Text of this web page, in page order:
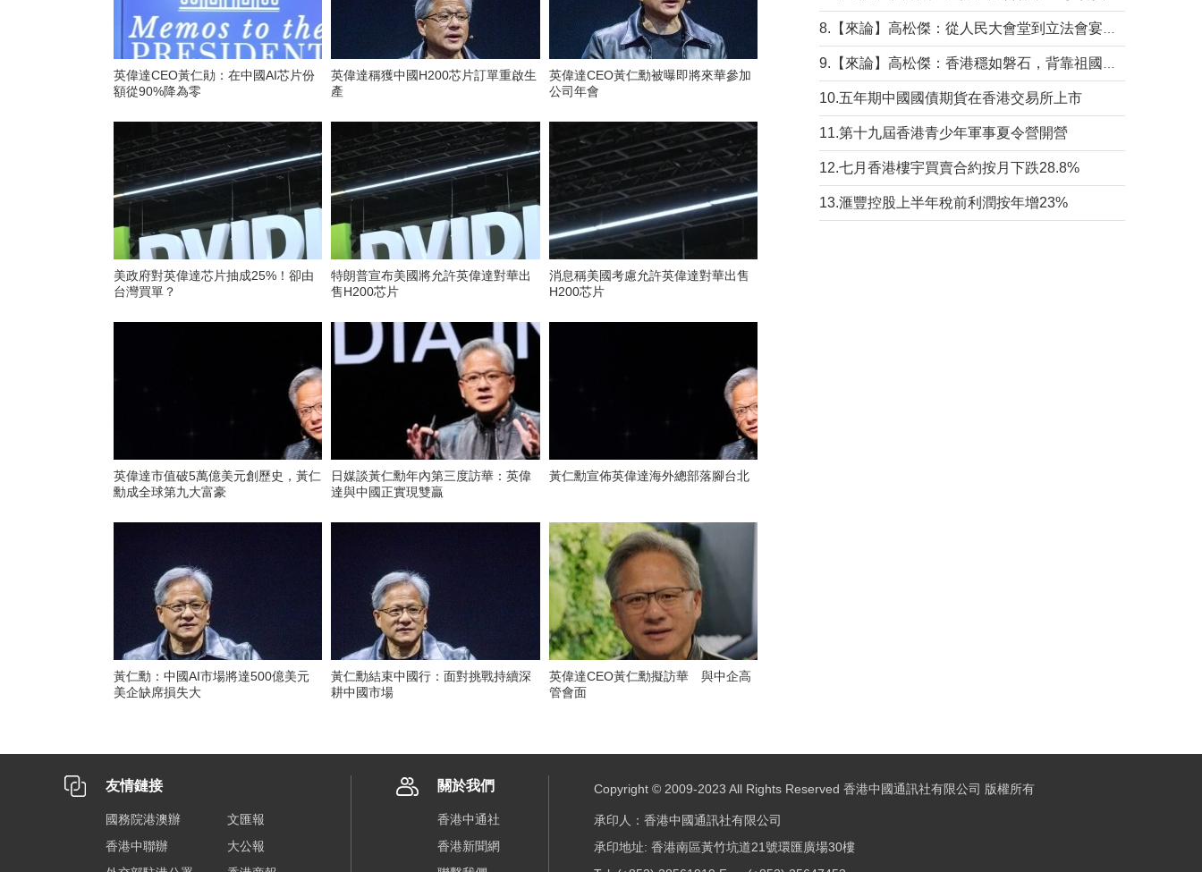
英偉達CEO黃仁勛：在中國AI芯片份
額從90%降為零
英偉達稱獲中國H200芯片訂單重啟生
產
英偉達CEO黃仁勳被曝即將來華參加
公司年會
美政府對英偉達芯片抽成25%！卻由
台灣買單？
特朗普宣布美國將允許英偉達對華出
售H200芯片
消息稱美國考慮允許英偉達對華出售
H200芯片
英偉達市值破5萬億美元創歷史，黃仁
勳成全球第九大富豪
日媒談黃仁勳年內第三度訪華：英偉
達與中國正實現雙贏
黃仁勳宣佈英偉達海外總部落腳台北
黃仁勳：中國AI市場將達500億美元
美企缺席損失大
黃仁勳結束中國行：面對挑戰持續深
耕中國市場
英偉達CEO黃仁勳擬訪華 與中企高
管會面
10.五年期中國國債期貨在香港交易所上市
11.第十九屆香港青少年軍事夏令營開營
12.七月香港樓宇買賣合約按月下跌28.8%
13.滙豐控股上半年稅前利潤按年增23%
友情鏈接
國務院港澳辦
文匯報
香港中聯辦
大公報
關於我們
香港中通社
香港新聞網
Copyright © 2009-2023 All Rights Reserved 香港中國通訊社有限公司 版權所有
承印人：香港中國通訊社有限公司
承印地址: 香港南區黃竹坑道21號環匯廣場30樓